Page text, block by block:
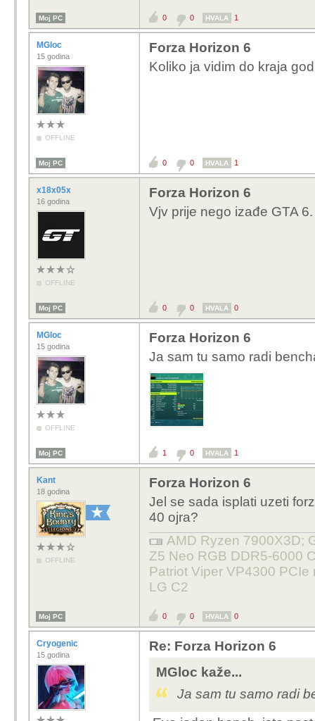
Moj PC 0 0 HVALA 1
MGloc
15 godina
OFFLINE
Forza Horizon 6
Koliko ja vidim do kraja
Moj PC 0 0 HVALA 1
x18x05x
16 godina
OFFLINE
Forza Horizon 6
Vjv prije nego izađe GTA 6.
Moj PC 0 0 HVALA 0
MGloc
15 godina
OFFLINE
Forza Horizon 6
Ja sam tu samo radi
Moj PC 1 0 HVALA 1
Kant
18 godina
OFFLINE
Forza Horizon 6
Jel se sada isplati uzeti
40 ojra?
AMD Ryzen 7900X3D;
Z5 Neo RGB DDR5-6000
Patriot Viper VP4300
LG C2
Moj PC 0 0 HVALA 0
Cryogenic
15 godina
Re: Forza Horizon 6
MGloc kaže...
Ja sam tu samo radi